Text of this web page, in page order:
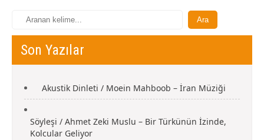
Son Yazılar
Akustik Dinleti / Moein Mahboob – İran Müziği
Söyleşi / Ahmet Zeki Muslu – Bir Türkünün İzinde,
Kolcular Geliyor